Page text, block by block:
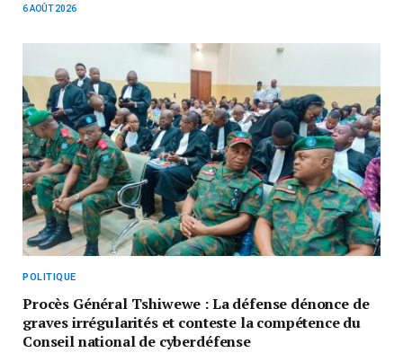
6 AOÛT 2026
POLITIQUE
Procès Général Tshiwewe : La défense dénonce de
graves irrégularités et conteste la compétence du
Conseil national de cyberdéfense